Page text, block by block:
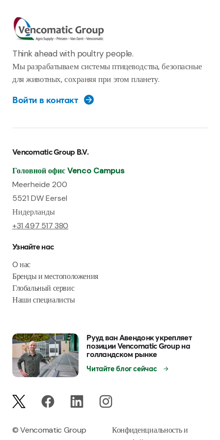
Think ahead with poultry people.
Мы разрабатываем системы птицеводства, безопасные
для животных, сохраняя при этом планету.
Войти в контакт
Vencomatic Group B.V.
Головной офис Venco Campus
Meerheide 200
5521 DW Eersel
Нидерланды
+31 497 517 380
Узнайте нас
O нас
Бренды и местоположения
Глобальный сервис
Наши специалисты
Рууд ван Авендонк укрепляет
позиции Vencomatic Group на
голландском рынке
Читайте блог сейчас
© Vencomatic Group
Конфиденциальность и